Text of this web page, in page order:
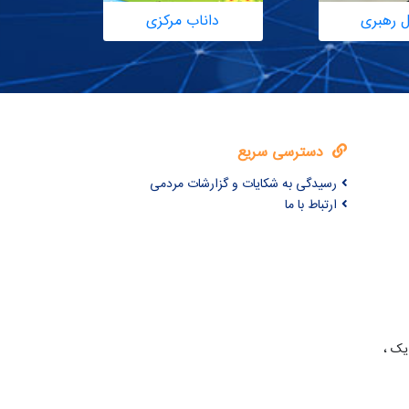
رهبری داناب مرکزی
دسترسی سریع
رسیدگی به شکایات و گزارشات مردمی
ارتباط با ما
،